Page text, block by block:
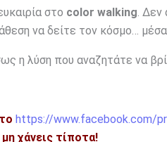
στο color walking .
να δείτε τον κόσμο…
η λύση που αναζητάτε να
https://www.facebook.com/
μη χάνεις τίποτα!